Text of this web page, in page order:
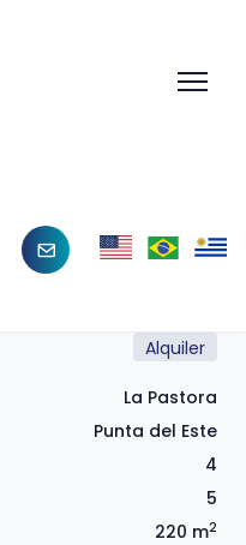
Alquiler
La Pastora
Punta del Este
4
5
220 m2